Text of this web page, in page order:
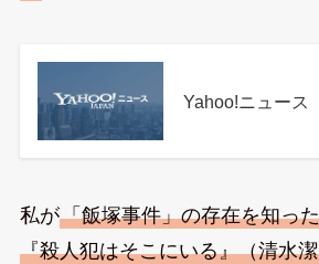
Yahoo!ニュース
私が「飯塚事件」の存在を知っ
『殺人犯はそこにいる』（清水